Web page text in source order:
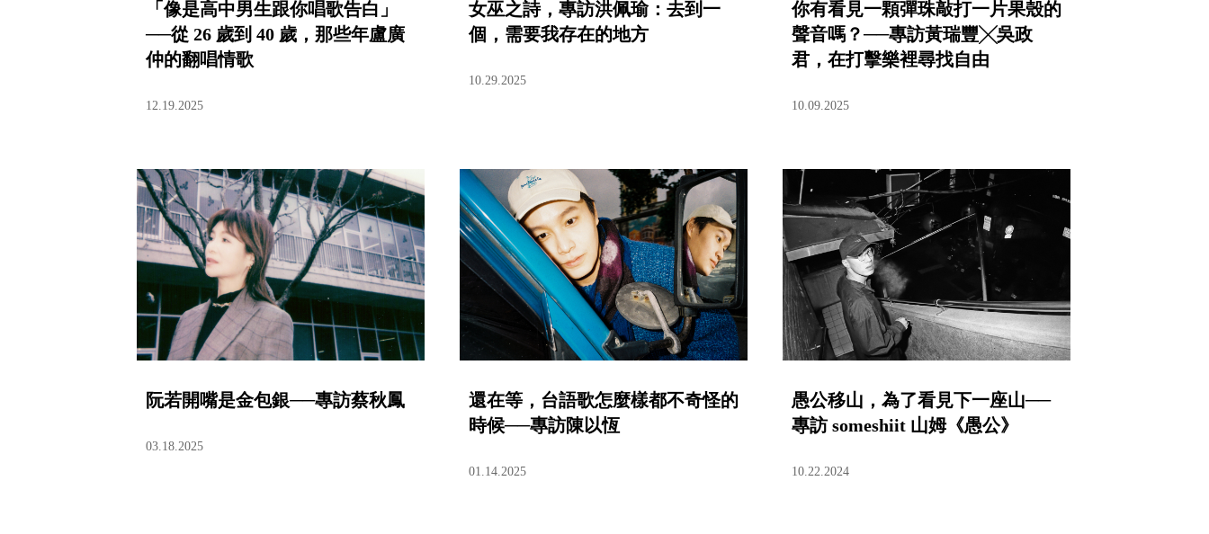
「像是高中男生跟你唱歌告白」
──從 26 歲到 40 歲，那些年盧廣
仲的翻唱情歌
12.19.2025
女巫之詩，專訪洪佩瑜：去到一
個，需要我存在的地方
10.29.2025
你有看見一顆彈珠敲打一片果殼的
聲音嗎？──專訪黃瑞豐╳吳政
君，在打擊樂裡尋找自由
10.09.2025
阮若開嘴是金包銀──專訪蔡秋鳳
03.18.2025
還在等，台語歌怎麼樣都不奇怪的
時候──專訪陳以恆
01.14.2025
愚公移山，為了看見下一座山──
專訪 someshiit 山姆《愚公》
10.22.2024